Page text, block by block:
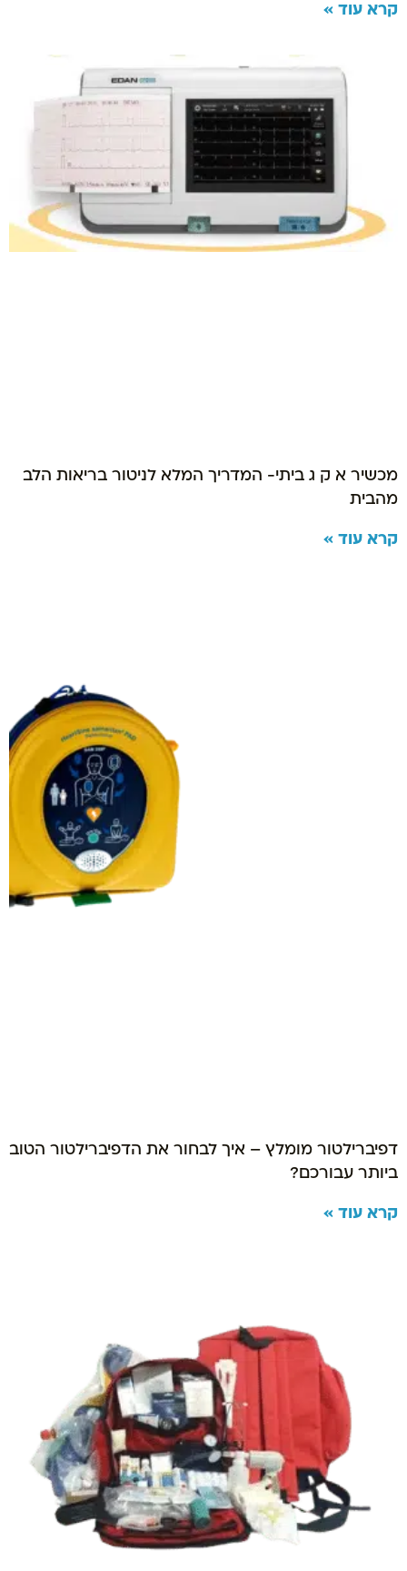
קרא עוד »
מכשיר א ק ג ביתי- המדריך המלא לניטור בריאות הלב
מהבית
קרא עוד »
דפיברילטור מומלץ – איך לבחור את הדפיברילטור הטוב
ביותר עבורכם?
קרא עוד »